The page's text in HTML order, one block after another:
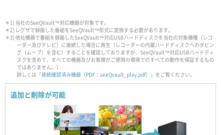
＊1) 当社のSeeQVault™対応機器が対象です。
＊2) レグザで録画した番組をSeeQVault™形式に変換する必要があります。
＊3) 他社機器で番組を録画したSeeQVault™対応USBハードディスクを当社の対象機種（レコ
ーダー及びテレビ）に接続した場合に再生（レコーダーの内蔵ハードディスクへのダビン
グ（ムーブ）を含む）することを確認しておりますが、SeeQVault™対応USBハードディ
スクを含めて、すべての機器及びお客様がご使用の環境でのすべての動作を保証するもの
ではありません。）
詳しくは「接続確認済み機器（PDF：seeQvault_play.pdf） 」をご覧ください。
追加と削除が可能